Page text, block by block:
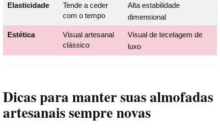
Elasticidade
Tende a ceder
com o tempo
Alta estabilidade
dimensional
Estética
Visual artesanal
clássico
Visual de tecelagem de
luxo
Dicas para manter suas almofadas
artesanais sempre novas